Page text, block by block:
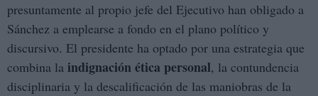
presuntamente al propio jefe del Ejecutivo han obligado a
Sánchez a emplearse a fondo en el plano político y
discursivo. El presidente ha optado por una estrategia que
combina la indignación ética personal, la contundencia
disciplinaria y la descalificación de las maniobras de la